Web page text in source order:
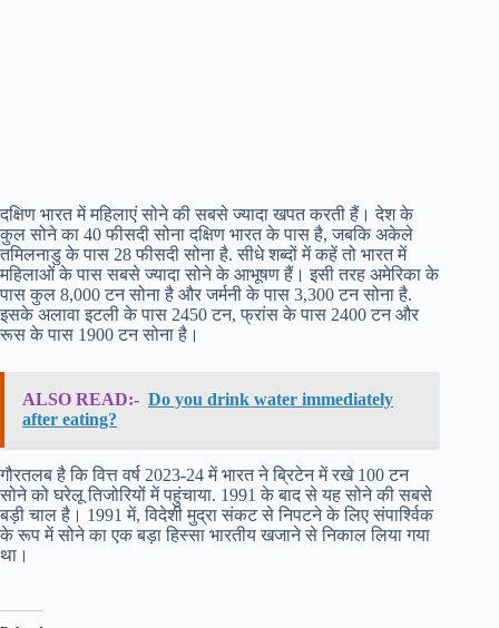
दक्षिण भारत में महिलाएं सोने की सबसे ज्यादा खपत करती हैं। देश के
कुल सोने का 40 फीसदी सोना दक्षिण भारत के पास है, जबकि अकेले
तमिलनाडु के पास 28 फीसदी सोना है. सीधे शब्दों में कहें तो भारत में
महिलाओं के पास सबसे ज्यादा सोने के आभूषण हैं। इसी तरह अमेरिका के
पास कुल 8,000 टन सोना है और जर्मनी के पास 3,300 टन सोना है.
इसके अलावा इटली के पास 2450 टन, फ्रांस के पास 2400 टन और
रूस के पास 1900 टन सोना है।
ALSO READ:- Do you drink water immediately
after eating?
गौरतलब है कि वित्त वर्ष 2023-24 में भारत ने ब्रिटेन में रखे 100 टन
सोने को घरेलू तिजोरियों में पहुंचाया. 1991 के बाद से यह सोने की सबसे
बड़ी चाल है। 1991 में, विदेशी मुद्रा संकट से निपटने के लिए संपार्श्विक
के रूप में सोने का एक बड़ा हिस्सा भारतीय खजाने से निकाल लिया गया
था।